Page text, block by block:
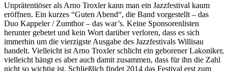
Unprätentiöser als Arno Troxler kann man ein Jazzfestival kaum
eröffnen. Ein kurzes “Guten Abend“, die Band vorgestellt – das
Duo Kappeler / Zumthor – das war’s. Keine Sponsorenlisten
herunter gebetet und kein Wort darüber verloren, dass es sich
immerhin um die vierzigste Ausgabe des Jazzfestivals Willisau
handelt. Vielleicht ist Arno Troxler schlicht ein geborener Lakoniker,
vielleicht hängt es aber auch damit zusammen, dass für ihn die Zahl
nicht so wichtig ist. Schließlich findet 2014 das Festival erst zum